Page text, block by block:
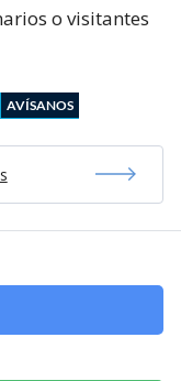
o visitantes
AVÍSANOS